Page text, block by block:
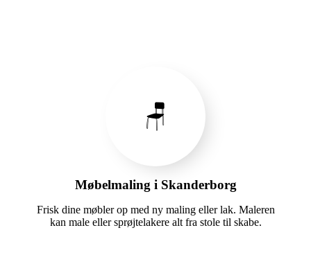
🪑
Møbelmaling i Skanderborg
Frisk dine møbler op med ny maling eller lak. Maleren
kan male eller sprøjtelakere alt fra stole til skabe.